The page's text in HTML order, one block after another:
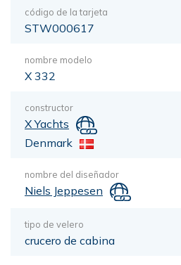
código de la tarjeta
STW000617
nombre modelo
X 332
constructor
X Yachts
Denmark
nombre del diseñador
Niels Jeppesen
tipo de velero
crucero de cabina